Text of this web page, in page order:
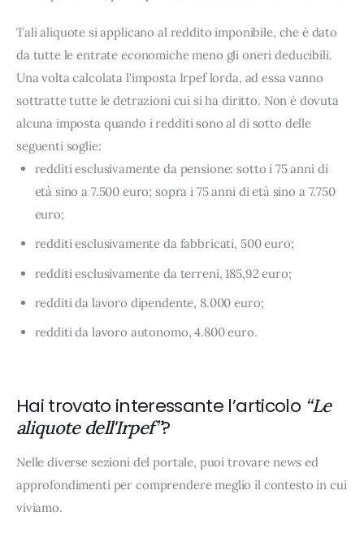
Tali aliquote si applicano al reddito imponibile, che è dato
da tutte le entrate economiche meno gli oneri deducibili.
Una volta calcolata l'imposta Irpef lorda, ad essa vanno
sottratte tutte le detrazioni cui si ha diritto. Non è dovuta
alcuna imposta quando i redditi sono al di sotto delle
seguenti soglie:
redditi esclusivamente da pensione: sotto i 75 anni di
età sino a 7.500 euro; sopra i 75 anni di età sino a 7.750
euro;
redditi esclusivamente da fabbricati, 500 euro;
redditi esclusivamente da terreni, 185,92 euro;
redditi da lavoro dipendente, 8.000 euro;
redditi da lavoro autonomo, 4.800 euro.
Hai trovato interessante l’articolo “Le
aliquote dell'Irpef”?
Nelle diverse sezioni del portale, puoi trovare news ed
approfondimenti per comprendere meglio il contesto in cui
viviamo.